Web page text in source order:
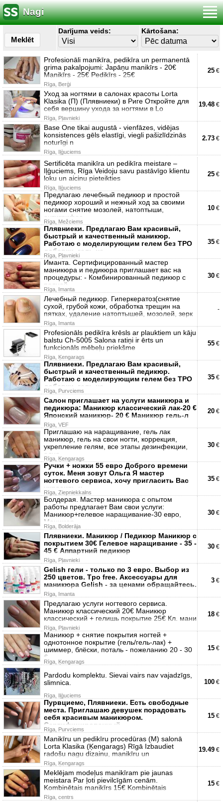
Nagi
Meklēt
Darījuma veids: Kārtošana:
Profesionāli manikīra, pedikīra un permanentā
grima pakalpojumi: Japāņu manikīrs - 20€
Manikīrs - 25€ Pedikīrs - 25€
Rīga, Berģi
25 €
Уход за ногтями в салонах красоты Lorta
Klasika (П) (Плявниеки) в Риге Откройте для
себя вершину ухода за ногтями в Lo
Rīga, Pļavnieki
19.48 €
Base One tikai augustā - vienfāzes, vidējas
konsistences gēls elastīgi, viegli pašizlīdzinās
noturīgi n
Rīga, Iļģuciems
2.73 €
Sertificēta manikīra un pedikīra meistare –
Iļģuciems, Rīga Veidoju savu pastāvīgo klientu
loku un aicinu pieteikties
Rīga, Iļģuciems
25 €
Предлагаю лечебный педикюр и простой
педикюр хороший и нежный ход за своими
ногами снятие мозолей, натоптыши,
антигрифос
Rīga, Mežciems
10 €
Плявниеки. Предлагаю Вам красивый,
быстрый и качественный маникюр.
Работаю с моделирующим гелем без TPO
добавки, гель не
Rīga, Pļavnieki
35 €
Иманта. Сертифицированный мастер
маникюра и педикюра приглашает вас на
процедуры: - Комбинированный педикюр с
полной
Rīga, Imanta
30 €
Лечебный педикюр. Гиперкератоз(снятие
сухой, грубой кожи, обработка трещин на
пятках, удаление натоптышей, мозолей, зерк
Rīga, Imanta
-
Profesionāls pedikīra krēsls ar plauktiem un kāju
balstu Ch-5005 Salona ratiņi ir ērts un
funkcionāls mēbeļu priekšme
Rīga, Ķengarags
55 €
Плявниеки. Предлагаю Вам красивый,
быстрый и качественный педикюр.
Работаю с моделирующим гелем без TPO
добавки, гель не
Rīga, Purvciems
35 €
Салон приглашает на услуги маникюра и
педикюра: Маникюр классический лак-20 €
Японский маникюр- 20 € Маникюр гель-л
Rīga, VEF
20 €
Приглашаю на наращивание, гель лак
маникюр, гель на свои ногти, коррекция,
укрепление гелям, все этапы дезинфекции,
одно
Rīga, Ķengarags
30 €
Ручки + ножки 55 евро Доброго времени
суток. Меня зовут Ольга Я мастер
ногтевого сервиса, хочу пригласить Вас
украсить н
Rīga, Ziepniekkalns
35 €
Болдерая. Мастер маникюра с опытом
работы предлагает Вам свои услуги:
Маникюр+гелевое наращивание-30 евро,
Маникюр
Rīga, Bolderāja
30 €
Плявниеки. Маникюр / Педикюр Маникюр с
покрытием 30€ Гелевое наращивание - 35 -
45 € Аппартний педикюр
Rīga, Pļavnieki
30 €
Gelish гели - только по 3 евро. Выбор из
250 цветов. Tpo free. Аксессуары для
маникюра Gelish - за ценами обращайтесь.
Rīga, Imanta
3 €
Предлагаю услуги ногтевого сервиса.
Маникюр классический 20€ Маникюр
классический + гелишь покрытие 25€ Кл. мани
Rīga, Pļavnieki
18 €
Маникюр + снятие покрытия ногтей +
однотонное покрытие (гель/гель-лак) +
шиммер, блёски, поталь - пожеланию 20 - 30
€
Rīga, Ķengarags
15 €
Pardodu komplektu. Sievai vairs nav vajadzīgs,
slimnica.
Rīga, Iļģuciems
100 €
Пурвциемс, Плявниеки. Есть свободные
места. Приглашаю девушек порадовать
себя красивым маникюром.
Сертифицированный
Rīga, Purvciems
15 €
Manikīru un pedikīru procedūras (M) salonā
Lorta Klasika (Ķengarags) Rīgā Izbaudiet
radošu nagu dizainu, manikīru un
Rīga, Ķengarags
19.49 €
Meklējam modeļus manikīram pie jaunas
meistara Par ļoti pievilcīgām cenām.
Kombinētais manikīrs 15€ Kombinētais
Rīga, centrs
15 €